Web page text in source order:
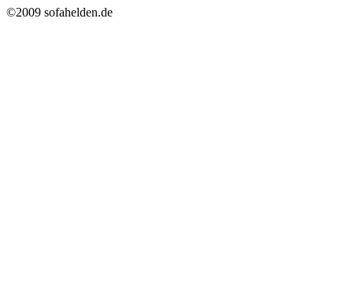
©2009 sofahelden.de